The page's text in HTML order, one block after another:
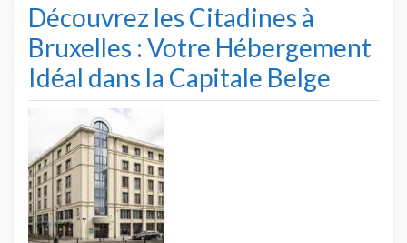
Découvrez les Citadines à
Bruxelles : Votre Hébergement
Idéal dans la Capitale Belge